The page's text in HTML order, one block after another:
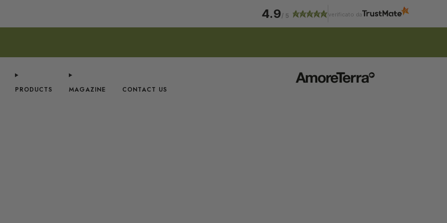
PRODUCTS MAGAZINE CONTACT US
4.9/ 5 verificato da